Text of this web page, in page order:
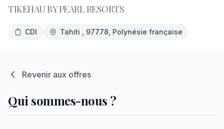
TIKEHAU BY PEARL RESORTS
CDI Tahiti , 97778 , Polynésie française
Revenir aux offres
Qui sommes-nous ?